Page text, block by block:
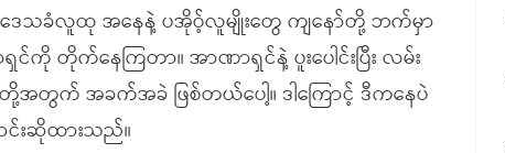
ဒေသခံလူထု အနေနဲ့ ပအိုဝ့်လူမျိုးတွေ ကျနော်တို့ ဘက်မှာ
ကို တိုက်နေကြတာ။ အာဏာရှင်နဲ့ ပူးပေါင်းပြီး လမ်း
တွက် အခက်အခဲ ဖြစ်တယ်ပေါ့။ ဒါကြောင့် ဒီကနေပဲ
ာင်းဆိုထားသည်။